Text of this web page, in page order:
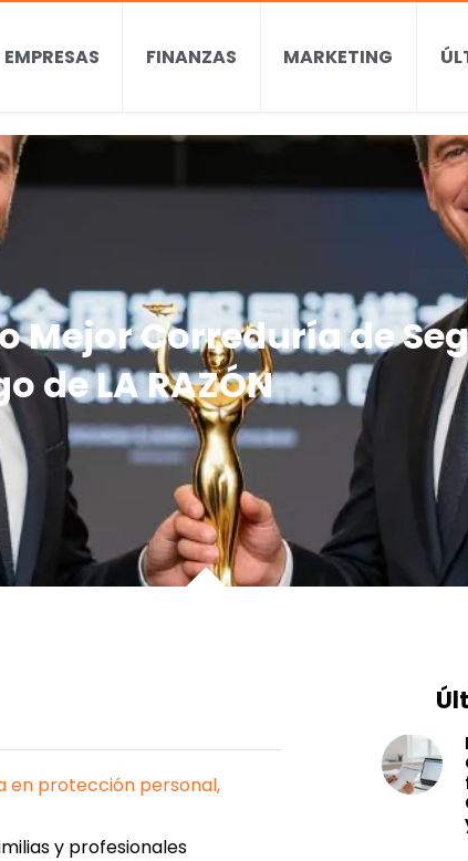
EMPRESAS FINANZAS MARKETING
Mejor Correduría de
de LA RAZÓN
en protección personal,
y profesionales